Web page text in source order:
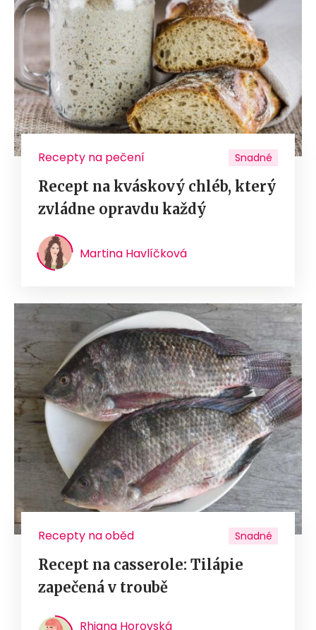
Recepty na pečení Snadné
Recept na kváskový chléb, který
zvládne opravdu každý
Martina Havlíčková
Recepty na oběd Snadné
Recept na casserole: Tilápie
zapečená v troubě
Rhiana Horovská